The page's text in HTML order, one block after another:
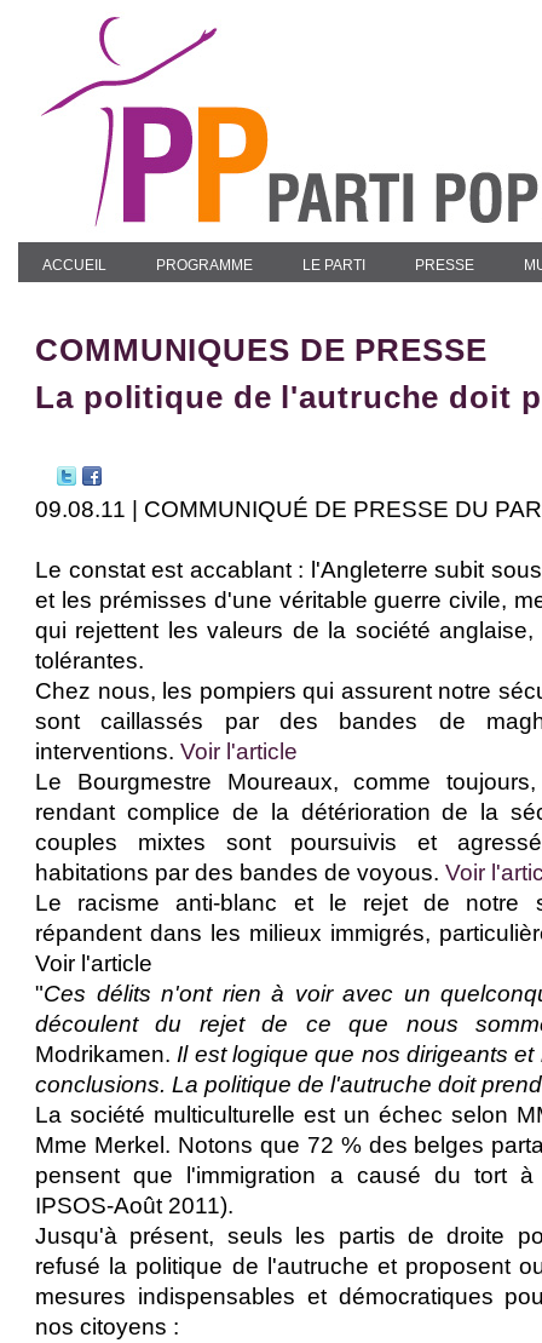
ACCUEIL PROGRAMME LE PARTI PRESSE
COMMUNIQUES DE PRESSE
La politique de l'autruche doit
09.08.11 | COMMUNIQUÉ DE PRESSE DU
Le constat est accablant : l'Angleterre subit
et les prémisses d'une véritable guerre civile,
qui rejettent les valeurs de la société
tolérantes.
Chez nous, les pompiers qui assurent notre
sont caillassés par des bandes de
interventions. Voir l'article
Le Bourgmestre Moureaux, comme
rendant complice de la détérioration de la
couples mixtes sont poursuivis et
habitations par des bandes de voyous. Voir
Le racisme anti-blanc et le rejet de notre
répandent dans les milieux immigrés,
Voir l'article
"Ces délits n'ont rien à voir avec un
découlent du rejet de ce que nous
Modrikamen. Il est logique que nos dirigeants
conclusions. La politique de l'autruche doit
La société multiculturelle est un échec selon
Mme Merkel. Notons que 72 % des belges
pensent que l'immigration a causé du tort
IPSOS-Août 2011).
Jusqu'à présent, seuls les partis de droite
refusé la politique de l'autruche et proposent
mesures indispensables et démocratiques
nos citoyens :